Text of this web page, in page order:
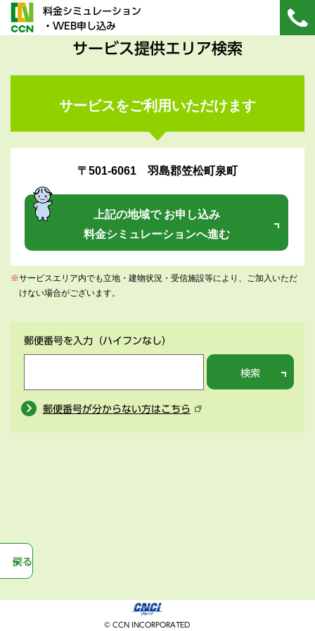
料金シミュレーション
・WEB申し込み
サービス提供エリア検索
サービスをご利用いただけます
〒501-6061 羽島郡笠松町泉町
上記の地域で お申し込み
料金シミュレーションへ進む
※サービスエリア内でも立地・建物状況・受信施設等により、ご加入いただ
けない場合がございます。
郵便番号を入力 （ハイフンなし）
検索
郵便番号が分からない方はこちら
戻る
© CCN INCORPORATED